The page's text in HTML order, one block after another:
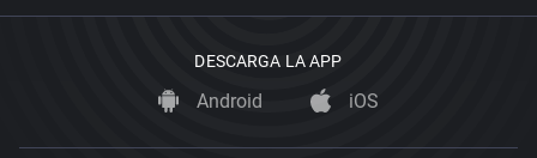
DESCARGA LA APP
Android iOS